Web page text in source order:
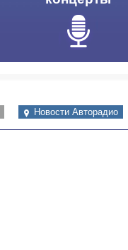
Новости Авторадио